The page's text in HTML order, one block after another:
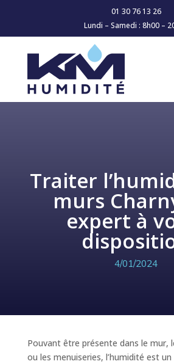
01 30 76 13 26
Lundi – Samedi : 8h00 –
Traiter
murs
expert à
4/01/2024
Pouvant être présente dans le mur,
ou les menuiseries, l’humidité est